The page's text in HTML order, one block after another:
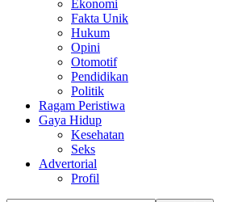
Ekonomi
Fakta Unik
Hukum
Opini
Otomotif
Pendidikan
Politik
Ragam Peristiwa
Gaya Hidup
Kesehatan
Seks
Advertorial
Profil